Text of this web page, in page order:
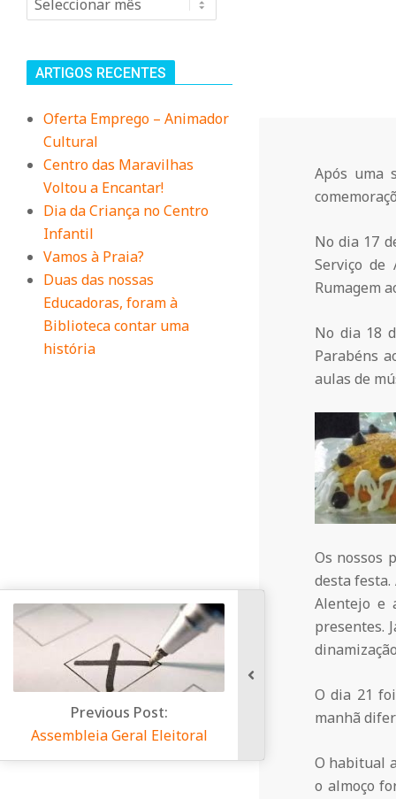
n
i
t
á
r
i
o
i
n
t
a
Após uma
No dia 17
Serviço de
Rumagem
No dia 18
Parabéns
aulas de
Os nossos
desta festa.
Alentejo e
presentes.
O dia 21
manhã
O habitual
o almoço
ARTIGOS RECENTES
Oferta Emprego – Animador
Cultural
Centro das Maravilhas
Voltou a Encantar!
Dia da Criança no Centro
Infantil
Vamos à Praia?
Duas das nossas
Educadoras, foram à
Biblioteca contar uma
história